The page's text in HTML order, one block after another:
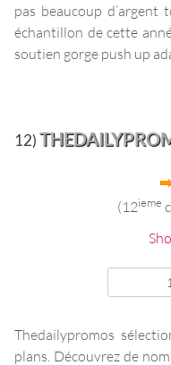
pas beaucoup
échantillon de cette
soutien gorge push up
12)
(12ieme
Thedailypromos
plans. Découvrez de